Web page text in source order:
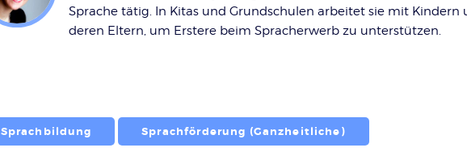
Sprache tätig. In Kitas und Grundschulen arbeitet sie mit Kindern
deren Eltern, um Erstere beim Spracherwerb zu unterstützen.
Sprachbildung Sprachförderung (Ganzheitliche)